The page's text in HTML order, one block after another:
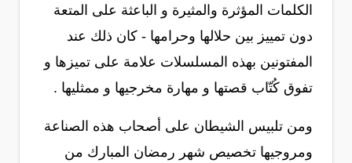
الكلمات المؤثرة والمثيرة و الباعثة على المتعة
دون تمييز بين حلالها وحرامها - كان ذلك عند
المفتونين بهذه المسلسلات علامة على تميزها و
تفوق كُتّاب قصتها و مهارة مخرجيها و ممثليها .
ومن تلبيس الشيطان على أصحاب هذه الصناعة
ومروجيها تخصيص شهر رمضان المبارك من